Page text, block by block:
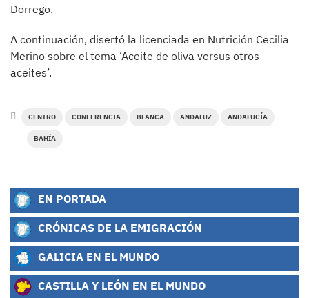
Dorrego.
A continuación, disertó la licenciada en Nutrición Cecilia
Merino sobre el tema ‘Aceite de oliva versus otros
aceites’.
CENTRO CONFERENCIA BLANCA ANDALUZ ANDALUCÍA
BAHÍA
EN PORTADA
CRÓNICAS DE LA EMIGRACIÓN
GALICIA EN EL MUNDO
CASTILLA Y LEÓN EN EL MUNDO